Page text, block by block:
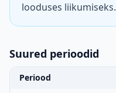
looduses liikumiseks.
Suured perioodid
Periood